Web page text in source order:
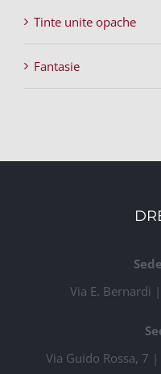
Tinte unite opache
Fantasie
Via E. Bernardi
Via Guido Rossa, 7